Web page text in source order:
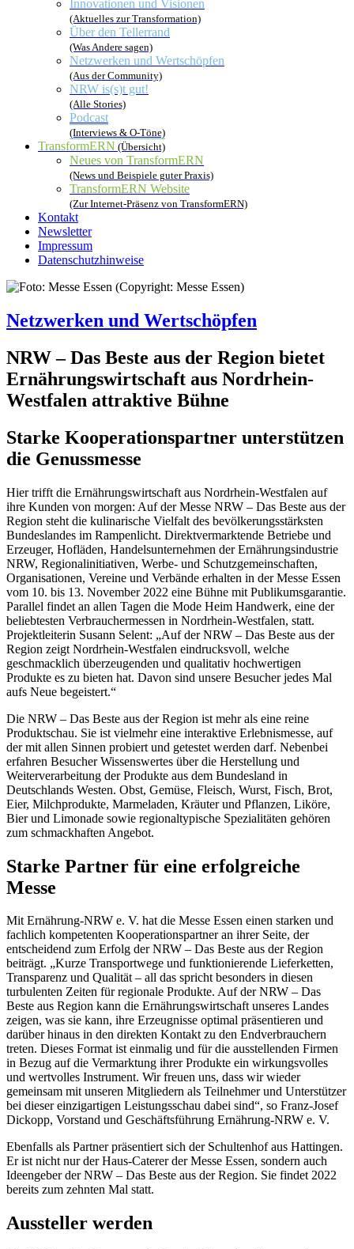
Innovationen und Visionen
(Aktuelles zur Transformation)
Über den Tellerrand
(Was Andere sagen)
Netzwerken und Wertschöpfen
(Aus der Community)
NRW is(s)t gut!
(Alle Stories)
Podcast
(Interviews & O-Töne)
TransformERN (Übersicht)
Neues von TransformERN
(News und Beispiele guter Praxis)
TransformERN Website
(Zur Internet-Präsenz von TransformERN)
Kontakt
Newsletter
Impressum
Datenschutzhinweise
Netzwerken und Wertschöpfen
NRW – Das Beste aus der Region bietet
Ernährungswirtschaft aus Nordrhein-
Westfalen attraktive Bühne
Starke Kooperationspartner unterstützen
die Genussmesse
Hier trifft die Ernährungswirtschaft aus Nordrhein-Westfalen auf
ihre Kunden von morgen: Auf der Messe NRW – Das Beste aus der
Region steht die kulinarische Vielfalt des bevölkerungsstärksten
Bundeslandes im Rampenlicht. Direktvermarktende Betriebe und
Erzeuger, Hofläden, Handelsunternehmen der Ernährungsindustrie
NRW, Regionalinitiativen, Werbe- und Schutzgemeinschaften,
Organisationen, Vereine und Verbände erhalten in der Messe Essen
vom 10. bis 13. November 2022 eine Bühne mit Publikumsgarantie.
Parallel findet an allen Tagen die Mode Heim Handwerk, eine der
beliebtesten Verbrauchermessen in Nordrhein-Westfalen, statt.
Projektleiterin Susann Selent: „Auf der NRW – Das Beste aus der
Region zeigt Nordrhein-Westfalen eindrucksvoll, welche
geschmacklich überzeugenden und qualitativ hochwertigen
Produkte es zu bieten hat. Davon sind unsere Besucher jedes Mal
aufs Neue begeistert.“
Die NRW – Das Beste aus der Region ist mehr als eine reine
Produktschau. Sie ist vielmehr eine interaktive Erlebnismesse, auf
der mit allen Sinnen probiert und getestet werden darf. Nebenbei
erfahren Besucher Wissenswertes über die Herstellung und
Weiterverarbeitung der Produkte aus dem Bundesland in
Deutschlands Westen. Obst, Gemüse, Fleisch, Wurst, Fisch, Brot,
Eier, Milchprodukte, Marmeladen, Kräuter und Pflanzen, Liköre,
Bier und Limonade sowie regionaltypische Spezialitäten gehören
zum schmackhaften Angebot.
Starke Partner für eine erfolgreiche
Messe
Mit Ernährung-NRW e. V. hat die Messe Essen einen starken und
fachlich kompetenten Kooperationspartner an ihrer Seite, der
entscheidend zum Erfolg der NRW – Das Beste aus der Region
beiträgt. „Kurze Transportwege und funktionierende Lieferketten,
Transparenz und Qualität – all das spricht besonders in diesen
turbulenten Zeiten für regionale Produkte. Auf der NRW – Das
Beste aus Region kann die Ernährungswirtschaft unseres Landes
zeigen, was sie kann, ihre Erzeugnisse optimal präsentieren und
darüber hinaus in den direkten Kontakt zu den Endverbrauchern
treten. Dieses Format ist einmalig und für die ausstellenden Firmen
in Bezug auf die Vermarktung ihrer Produkte ein wirkungsvolles
und wertvolles Instrument. Wir freuen uns, dass wir wieder
gemeinsam mit unseren Mitgliedern als Teilnehmer und Unterstützer
bei dieser einzigartigen Leistungsschau dabei sind“, so Franz-Josef
Dickopp, Vorstand und Geschäftsführung Ernährung-NRW e. V.
Ebenfalls als Partner präsentiert sich der Schultenhof aus Hattingen.
Er ist nicht nur der Haus-Caterer der Messe Essen, sondern auch
Ideengeber der NRW – Das Beste aus der Region. Sie findet 2022
bereits zum zehnten Mal statt.
Aussteller werden